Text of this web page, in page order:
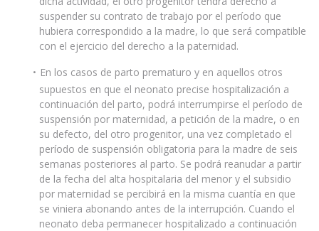
suspender su contrato de trabajo por el período que
hubiera correspondido a la madre, lo que será compatible
con el ejercicio del derecho a la paternidad.
En los casos de parto prematuro y en aquellos otros
supuestos en que el neonato precise hospitalización a
continuación del parto, podrá interrumpirse el período de
suspensión por maternidad, a petición de la madre, o en
su defecto, del otro progenitor, una vez completado el
período de suspensión obligatoria para la madre de seis
semanas posteriores al parto. Se podrá reanudar a partir
de la fecha del alta hospitalaria del menor y el subsidio
por maternidad se percibirá en la misma cuantía en que
se viniera abonando antes de la interrupción. Cuando el
neonato deba permanecer hospitalizado a continuación